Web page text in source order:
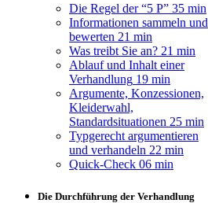
Die Regel der “5 P” 35 min
Informationen sammeln und
bewerten 21 min
Was treibt Sie an? 21 min
Ablauf und Inhalt einer
Verhandlung 19 min
Argumente, Konzessionen,
Kleiderwahl,
Standardsituationen 25 min
Typgerecht argumentieren
und verhandeln 22 min
Quick-Check 06 min
Die Durchführung der Verhandlung